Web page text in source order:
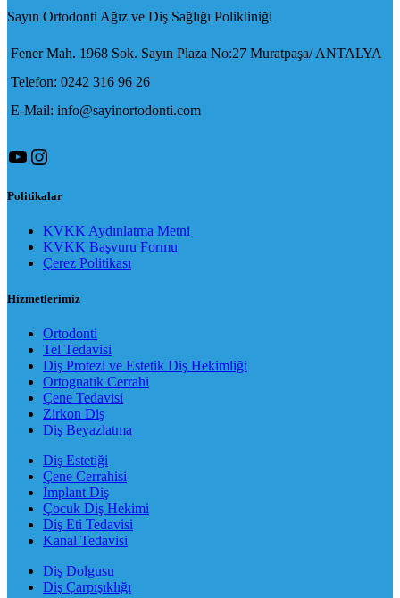
Sayın Ortodonti Ağız ve Diş Sağlığı Polikliniği
Fener Mah. 1968 Sok. Sayın Plaza No:27 Muratpaşa/ ANTALYA
Telefon: 0242 316 96 26
E-Mail: info@sayinortodonti.com
YouTube
Instagram
Politikalar
KVKK Aydınlatma Metni
KVKK Başvuru Formu
Çerez Politikası
Hizmetlerimiz
Ortodonti
Tel Tedavisi
Diş Protezi ve Estetik Diş Hekimliği
Ortognatik Cerrahi
Çene Tedavisi
Zirkon Diş
Diş Beyazlatma
Diş Estetiği
Çene Cerrahisi
İmplant Diş
Çocuk Diş Hekimi
Diş Eti Tedavisi
Kanal Tedavisi
Diş Dolgusu
Diş Çarpışıklığı